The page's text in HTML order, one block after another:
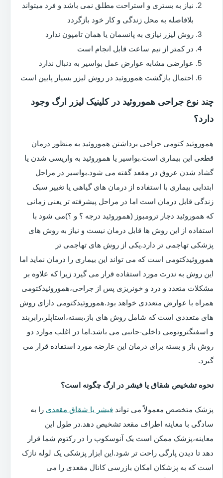
نیاز به بستری و استراحت مطلق نمی باشد و فرد میتواند
بلافاصله به محل زندگی و کار خود بازگردد
روش لیزر نیازی به پانسمان یا همان تامپون ندارد
در کمتر از نیم ساعت قابل انجام است
عوارضی مشابه عوارض عمل بواسیر به دنبال ندارد
احتمال بازگشت هموروئید در روش لیزر بسیار پایین است
چند نوع جراحی هموروئید در کلینیک لیزر ارگ وجود
دارد؟
هموروئید کتومی جراحی برداشتن هموروئید به منظور درمان
قطعی این بیماری است.بواسیر یا هموروئید به واریسی شدن یا
گشاد شدن عروق در مقعد گفته می شود.بواسیر در مراحل
ابتدایی بیماری با استفاده از درمان های گیاهی یا تغییر سبک
زندگی قابل درمان است اما در مراحل پیشرفته تر یعنی زمانی
که هموروئید دچار ترومبوز (هموروئید درجه ؟ و ؟)می شود با
استفاده از این روش ها قابل درمان نیست و نیاز به روش های
پزشکی تهاجمی تر دارد.یکی از روش های تهاجمی تر
هموروئیدکتومی است که می تواند این بیماری را درمان نماید اما
این روش به ندرت مورد استفاده قرار می گیرد زیرا که علاوه بر
مشکلات متعدد و درد و خونریزی پس از جراحی،هموروئیدکتومی
همراه با عوارض متعددی خواهد بود.هموروئیدکتومی دارای روش
های متعددی است که شامل روش های باز،بسته،استاپلر،رابربند
و اسفنگتروتومی داخلی-جانبی می باشد.اما در اغلب موارد دو
روش باز و بسته برای درمان این عارضه مورد استفاده قرار می
گیرد.
نحوه تشخیص شقاق یا فیشر در ارگ چگونه است؟
پزشک متخصص معمولاً می تواند فیشر یا شقاق مقعدی را به
سادگی با معاینه اطراف مقعد تشخیص دهد.در طول این
معاینه،پزشک ممکن است یک آنوسکوپ را در رکتوم شما قرار
دهد تا دیدن پارگی راحت تر شود.این ابزار پزشکی یک لوله نازک
است که به پزشکان امکان بازرسی کانال مقعدی را می